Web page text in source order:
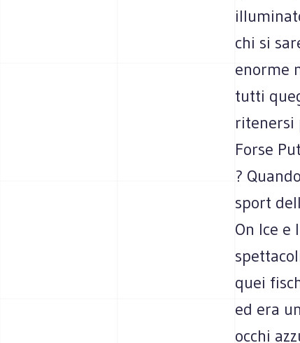
chi si
enorme
tutti
ritenersi
Forse
?
sport
On Ice e
quei
ed era
occhi